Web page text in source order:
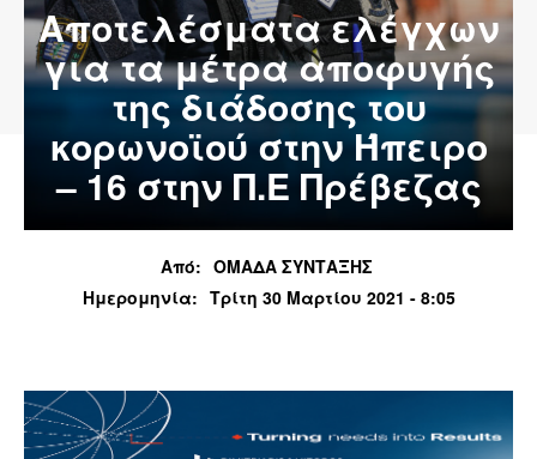
Αποτελέσματα ελέγχων
για τα μέτρα αποφυγής
της διάδοσης του
κορωνοϊού στην Ήπειρο
– 16 στην Π.Ε Πρέβεζας
Από: ΟΜΑΔΑ ΣΥΝΤΑΞΗΣ
Ημερομηνία: Τρίτη 30 Μαρτίου 2021 - 8:05